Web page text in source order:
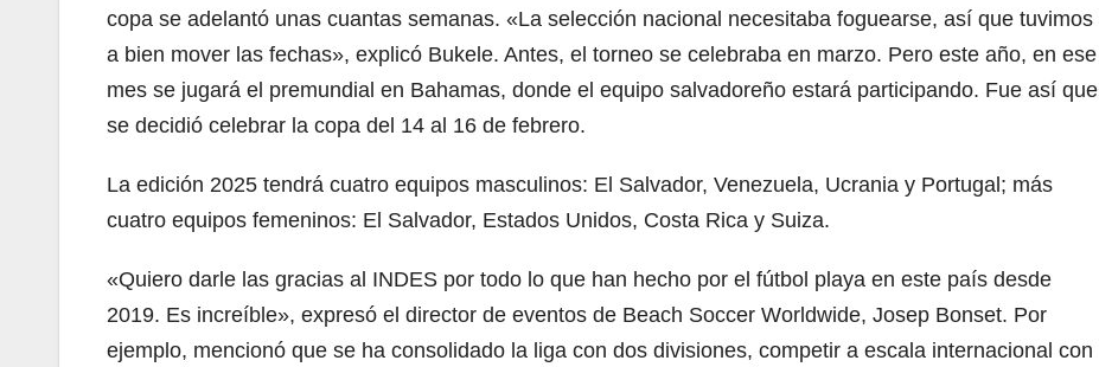
copa se adelantó unas cuantas semanas. «La selección nacional necesitaba foguearse, así que tuvimos
a bien mover las fechas», explicó Bukele. Antes, el torneo se celebraba en marzo. Pero este año, en ese
mes se jugará el premundial en Bahamas, donde el equipo salvadoreño estará participando. Fue así que
se decidió celebrar la copa del 14 al 16 de febrero.
La edición 2025 tendrá cuatro equipos masculinos: El Salvador, Venezuela, Ucrania y Portugal; más
cuatro equipos femeninos: El Salvador, Estados Unidos, Costa Rica y Suiza.
«Quiero darle las gracias al INDES por todo lo que han hecho por el fútbol playa en este país desde
2019. Es increíble», expresó el director de eventos de Beach Soccer Worldwide, Josep Bonset. Por
ejemplo, mencionó que se ha consolidado la liga con dos divisiones, competir a escala internacional con